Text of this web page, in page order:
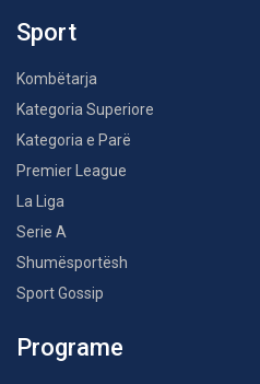
Sport
Kombëtarja
Kategoria Superiore
Kategoria e Parë
Premier League
La Liga
Serie A
Shumësportësh
Sport Gossip
Programe